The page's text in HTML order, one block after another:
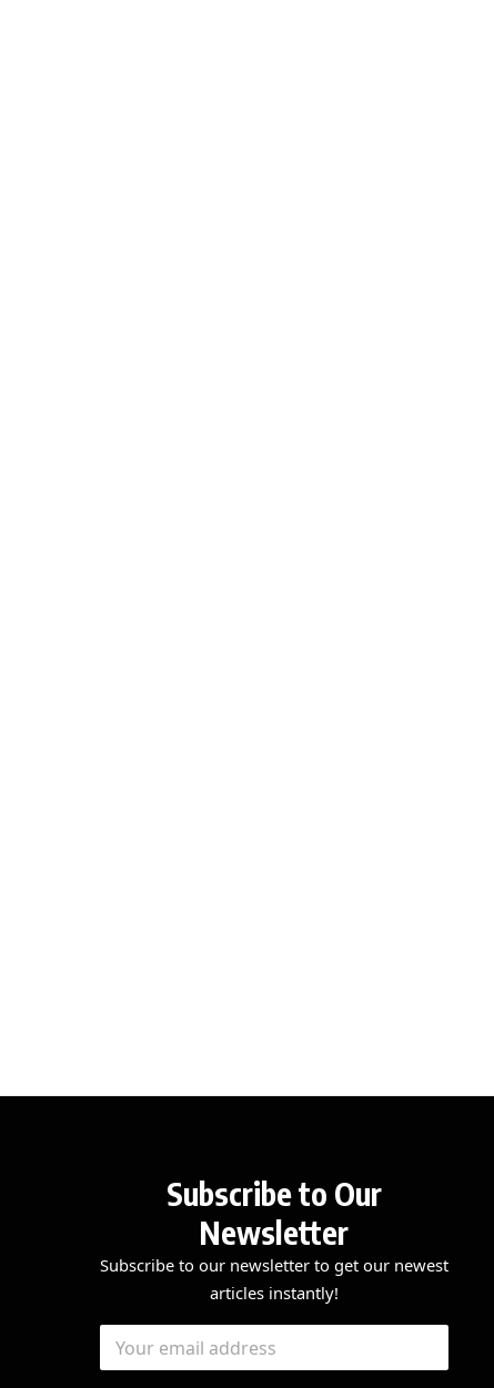
Subscribe to Our
Newsletter
Subscribe to our newsletter to get our newest
articles instantly!
m
a
m
a
E
a